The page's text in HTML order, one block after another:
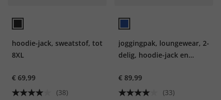
hoodie-jack, sweatstof, tot
8XL
€ 69,99
(38)
joggingpak, loungewear, 2-
delig, hoodie-jack en
€ 89,99
(33)